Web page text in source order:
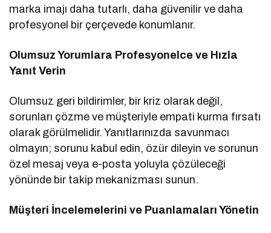
marka imajı daha tutarlı, daha güvenilir ve daha
profesyonel bir çerçevede konumlanır.
Olumsuz Yorumlara Profesyonelce ve Hızla
Yanıt Verin
Olumsuz geri bildirimler, bir kriz olarak değil,
sorunları çözme ve müşteriyle empati kurma fırsatı
olarak görülmelidir. Yanıtlarınızda savunmacı
olmayın; sorunu kabul edin, özür dileyin ve sorunun
özel mesaj veya e-posta yoluyla çözüleceği
yönünde bir takip mekanizması sunun.
Müşteri İncelemelerini ve Puanlamaları Yönetin